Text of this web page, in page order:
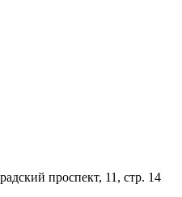
проспект, 11, стр. 14